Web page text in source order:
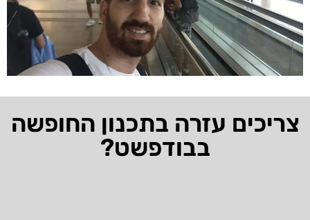
צריכים עזרה בתכנון החופשה
בבודפשט?